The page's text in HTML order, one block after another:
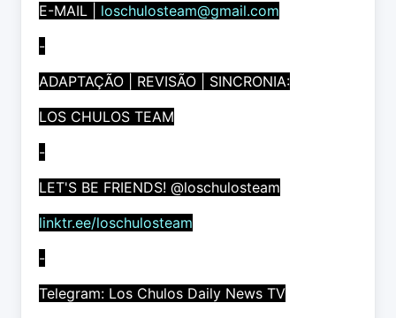
E-MAIL |
loschulosteam@gmail.com
-
ADAPTAÇÃO | REVISÃO | SINCRONIA:
LOS CHULOS TEAM
-
LET'S BE FRIENDS! @loschulosteam
linktr.ee/loschulosteam
-
Telegram: Los Chulos Daily News TV